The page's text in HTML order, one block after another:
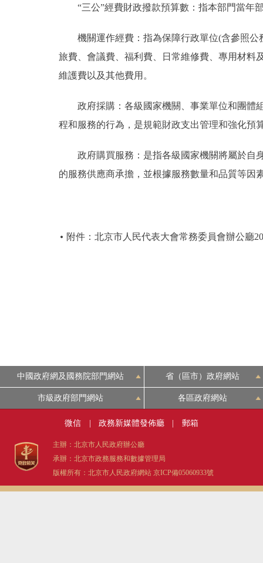
“三公”經費財政撥款預算數：指本部門當年部
機關運作經費：指為保障行政單位(含參照公
旅費、會議費、福利費、日常維修費、專用材料
維護費以及其他費用。
政府採購：各級國家機關、事業單位和團體組
程和服務的行為，是規範財政支出管理和強化預
政府購買服務：是指各級國家機關將屬於自身
的服務供應商承擔，並根據服務數量和品質等因
附件：北京市人民代表大會常務委員會辦公廳
中國政府網及國務院部門網站 省（區市）政府網站
市級政府部門網站 各區政府網站
微信 政務新媒體發佈廳 郵箱
主辦：北京市人民政府辦公廳
承辦：北京市政務服務和數據管理局
版權所有：北京市人民政府網站 京ICP備05060933號